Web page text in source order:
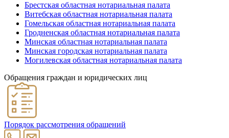
Брестская областная нотариальная палата
Витебская областная нотариальная палата
Гомельская областная нотариальная палата
Гродненская областная нотариальная палата
Минская областная нотариальная палата
Минская городская нотариальная палата
Могилевская областная нотариальная палата
Обращения граждан и юридических лиц
Порядок рассмотрения обращений